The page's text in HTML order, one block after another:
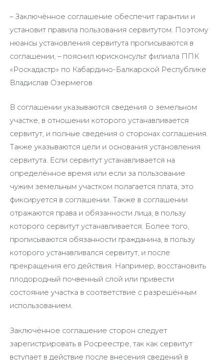
– Заключённое соглашение обеспечит гарантии и
установит правила пользования сервитутом. Поэтому
нюансы установления сервитута прописываются в
соглашении, – пояснил юрисконсульт филиала ППК
«Роскадастр» по Кабардино-Балкарской Республике
Владислав Озермегов.
В соглашении указываются сведения о земельном
участке, в отношении которого устанавливается
сервитут, и полные сведения о сторонах соглашения.
Также указываются цели и основания установления
сервитута. Если сервитут устанавливается на
определённое время или если за пользование
чужим земельным участком полагается плата, это
фиксируется в соглашении. Также в соглашении
отражаются права и обязанности лица, в пользу
которого сервитут устанавливается. Более того,
прописываются обязанности гражданина, в пользу
которого устанавливался сервитут, и после
прекращения его действия. Например, восстановить
плодородный почвенный слой или привести
состояние участка в соответствие с разрешённым
использованием.
Заключённое соглашение сторон следует
зарегистрировать в Росреестре, так как сервитут
вступает в действие после внесения сведений в